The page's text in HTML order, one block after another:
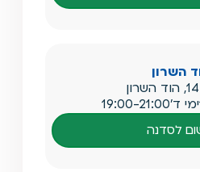
השרון
ימי ד'19:00-21:00
לסדנה